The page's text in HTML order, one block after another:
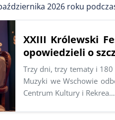
2026 roku
XXIII Królewski
opowiedzieli o
Trzy dni, trzy tematy i 180
Muzyki we Wschowie
Centrum Kultury i Rekrea…